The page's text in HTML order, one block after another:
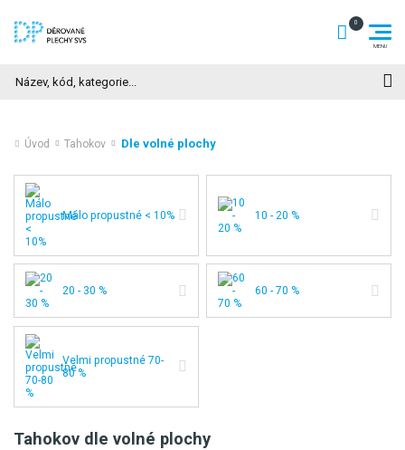
Úvod Tahokov Dle volné plochy
Málo propustné < 10% 10 - 20 %
20 - 30 % 60 - 70 %
Velmi propustné 70-
80 %
Tahokov dle volné plochy